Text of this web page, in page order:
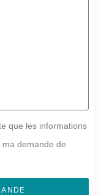
que les informations
demande de